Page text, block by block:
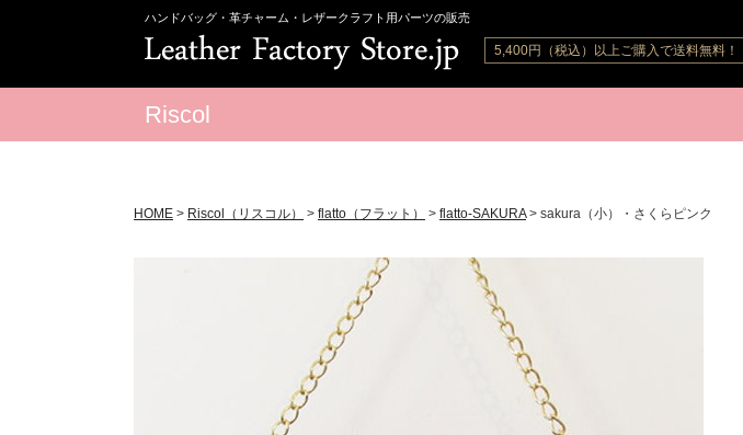
ハンドバッグ・革チャーム・レザークラフト用パーツの販売
5,400円（税込）以上ご購入で送料無料！
Riscol
HOME > Riscol（リスコル） > flatto（フラット） > flatto-SAKURA> sakura（小）・さくらピンク